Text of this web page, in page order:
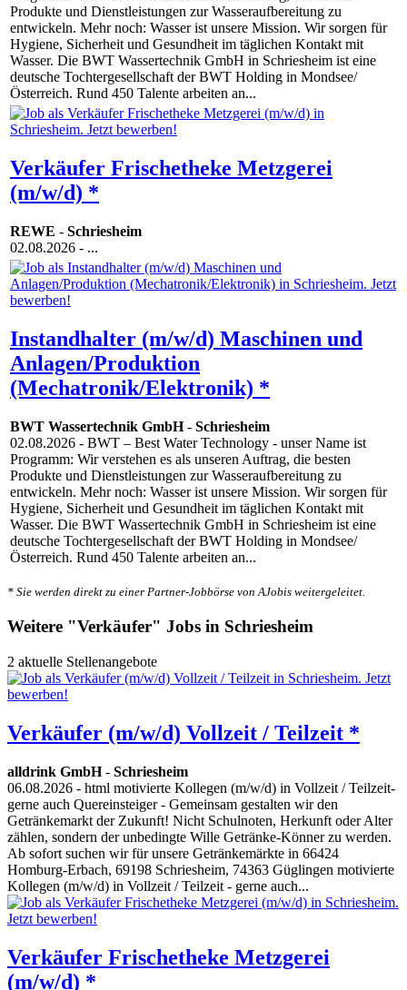
Produkte und Dienstleistungen zur Wasseraufbereitung zu
entwickeln. Mehr noch: Wasser ist unsere Mission. Wir sorgen für
Hygiene, Sicherheit und Gesundheit im täglichen Kontakt mit
Wasser. Die BWT Wassertechnik GmbH in Schriesheim ist eine
deutsche Tochtergesellschaft der BWT Holding in Mondsee/
Österreich. Rund 450 Talente arbeiten an...
Verkäufer Frischetheke Metzgerei
(m/w/d) *
REWE - Schriesheim
02.08.2026 - ...
Instandhalter (m/w/d) Maschinen und
Anlagen/Produktion
(Mechatronik/Elektronik) *
BWT Wassertechnik GmbH- Schriesheim
02.08.2026 - BWT – Best Water Technology - unser Name ist
Programm: Wir verstehen es als unseren Auftrag, die besten
Produkte und Dienstleistungen zur Wasseraufbereitung zu
entwickeln. Mehr noch: Wasser ist unsere Mission. Wir sorgen für
Hygiene, Sicherheit und Gesundheit im täglichen Kontakt mit
Wasser. Die BWT Wassertechnik GmbH in Schriesheim ist eine
deutsche Tochtergesellschaft der BWT Holding in Mondsee/
Österreich. Rund 450 Talente arbeiten an...
* Sie werden direkt zu einer Partner-Jobbörse von AJobis weitergeleitet.
Weitere "Verkäufer" Jobs in Schriesheim
2 aktuelle Stellenangebote
Verkäufer (m/w/d) Vollzeit / Teilzeit *
alldrink GmbH- Schriesheim
06.08.2026 - html motivierte Kollegen (m/w/d) in Vollzeit / Teilzeit-
gerne auch Quereinsteiger - Gemeinsam gestalten wir den
Getränkemarkt der Zukunft! Nicht Schulnoten, Herkunft oder Alter
zählen, sondern der unbedingte Wille Getränke-Könner zu werden.
Ab sofort suchen wir für unsere Getränkemärkte in 66424
Homburg-Erbach, 69198 Schriesheim, 74363 Güglingen motivierte
Kollegen (m/w/d) in Vollzeit / Teilzeit - gerne auch...
Verkäufer Frischetheke Metzgerei
(m/w/d) *